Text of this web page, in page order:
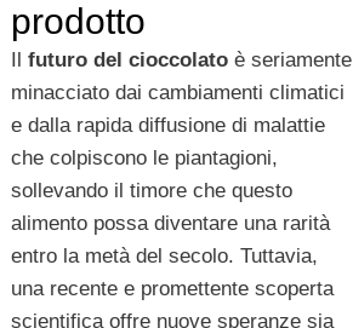
prodotto
Il futuro del cioccolatoè seriamente
minacciato dai cambiamenti climatici
e dalla rapida diffusione di malattie
che colpiscono le piantagioni,
sollevando il timore che questo
alimento possa diventare una rarità
entro la metà del secolo. Tuttavia,
una recente e promettente scoperta
scientifica offre nuove speranze sia